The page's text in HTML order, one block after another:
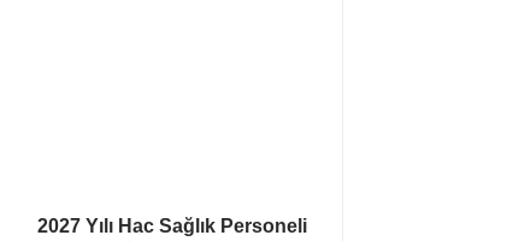
2027 Yılı Hac Sağlık Personeli